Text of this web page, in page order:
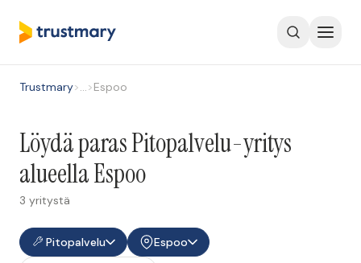
Trustmary>…>Espoo
Löydä paras Pitopalvelu-yritys
alueella Espoo
3 yritystä
Pitopalvelu
Espoo